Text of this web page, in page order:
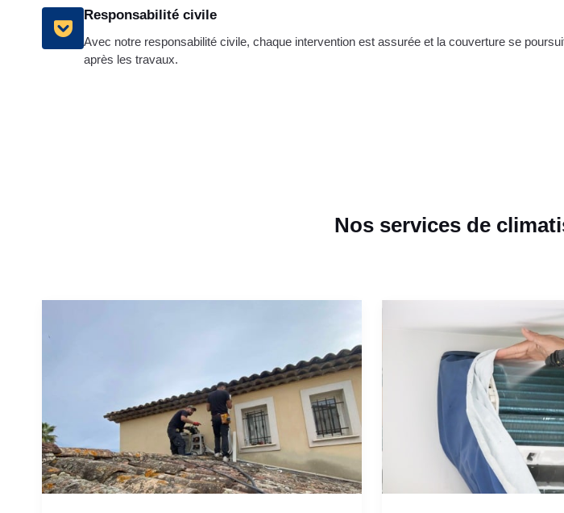
Responsabilité civile
Avec notre responsabilité civile, chaque intervention est assurée et la couverture se
après les travaux.
Nos services de